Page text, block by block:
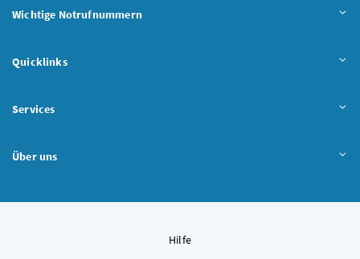
Wichtige Notrufnummern
Quicklinks
Services
Über uns
Hilfe